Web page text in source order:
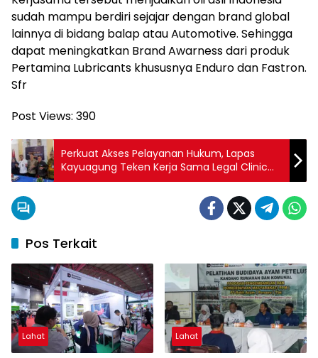
sudah mampu berdiri sejajar dengan brand global
lainnya di bidang balap atau Automotive. Sehingga
dapat meningkatkan Brand Awarness dari produk
Pertamina Lubricants khususnya Enduro dan Fastron.
Sfr
Post Views: 390
Perkuat Akses Pelayanan Hukum, Lapas
Kayuagung Teken Kerja Sama Legal Clinic
Collaboration dengan Sejumlah Stakeholder
Pos Terkait
Lahat Lahat